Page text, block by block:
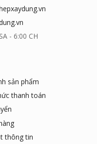
- 6:00 CH
sản phẩm
thanh toán
thông tin